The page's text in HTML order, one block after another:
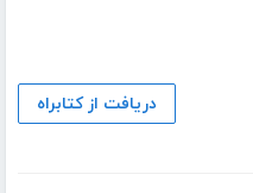
دریافت از کتابراه